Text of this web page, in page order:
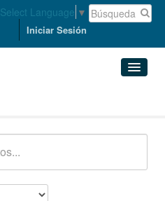
Select Language ▼
Iniciar Sesión